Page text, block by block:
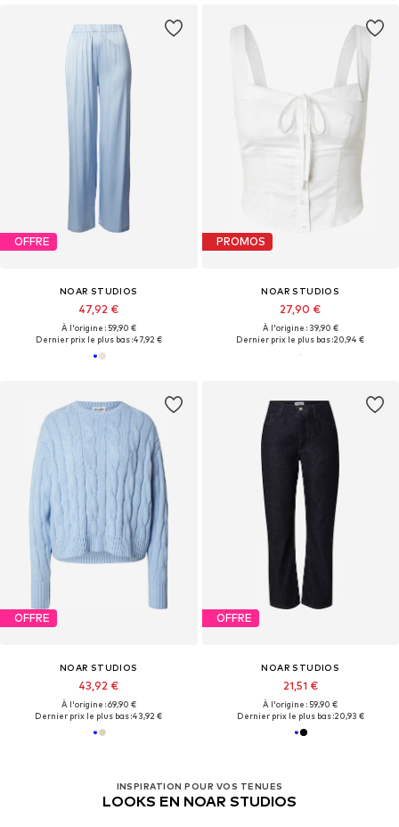
OFFRE
NOAR STUDIOS
47,92 €
À l'origine : 59,90 €
Dernier prix le plus bas :47,92 €
PROMOS
NOAR STUDIOS
27,90 €
À l'origine : 39,90 €
Dernier prix le plus bas :20,94 €
OFFRE
NOAR STUDIOS
43,92 €
À l'origine : 69,90 €
Dernier prix le plus bas :43,92 €
OFFRE
NOAR STUDIOS
21,51 €
À l'origine : 59,90 €
Dernier prix le plus bas :20,93 €
INSPIRATION POUR VOS TENUES
LOOKS EN NOAR STUDIOS